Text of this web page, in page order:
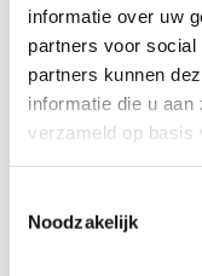
informatie over uw
partners voor
partners kunnen
informatie die u
verzameld op basis
Noodzakelijk
Telefoon:
Onderwerp:*